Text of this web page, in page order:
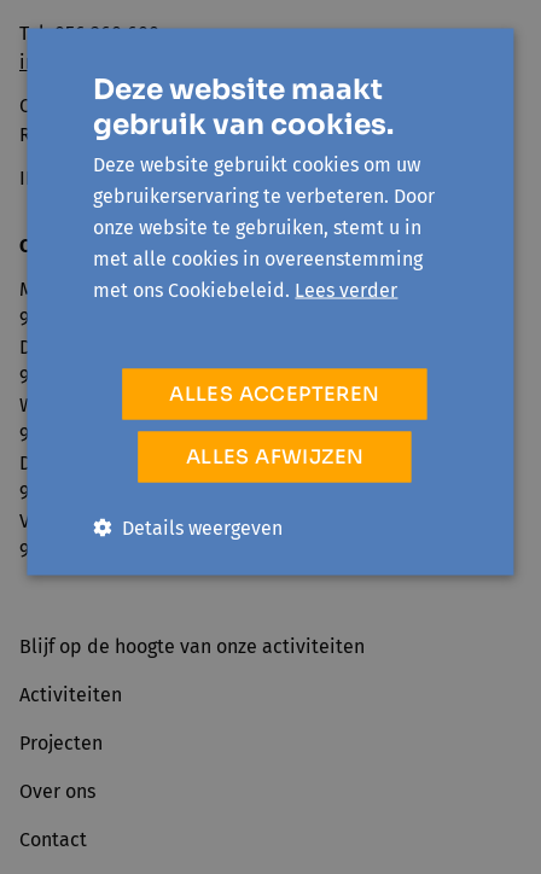
Tel: 056 260 600
info@avansa-mzw.be
Ondernemingsnummer: BE0859.901.733
RPR GENT, afd. KORTRIJK
IBAN BE69 0014 0920 4478
Openingsuren onthaal:
Maandag:
9.00 - 12.30 / 13.30 - 16.00
Dinsdag:
9.00 - 12.30 / 13.30 - 16.00
Woensdag:
9.00 - 12.30
Donderdag:
9.00 - 12.30 / 13.30 - 16.00
Vrijdag:
9.00 - 12.30
Blijf op de hoogte van onze activiteiten
Activiteiten
Projecten
Over ons
Contact
Deze website maakt
gebruik van cookies.
Deze website gebruikt cookies om uw
gebruikerservaring te verbeteren. Door
onze website te gebruiken, stemt u in
met alle cookies in overeenstemming
met ons Cookiebeleid. Lees verder
ALLES ACCEPTEREN
ALLES AFWIJZEN
Details weergeven